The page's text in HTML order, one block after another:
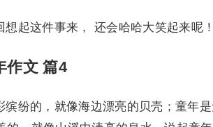
这件事来， 还会哈哈大笑起来呢！
作文 篇4
的，就像海边漂亮的贝壳；童年是